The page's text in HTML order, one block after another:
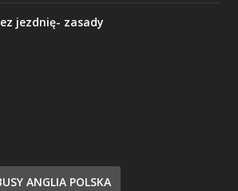
jezdnię- zasady
ANGLIA POLSKA